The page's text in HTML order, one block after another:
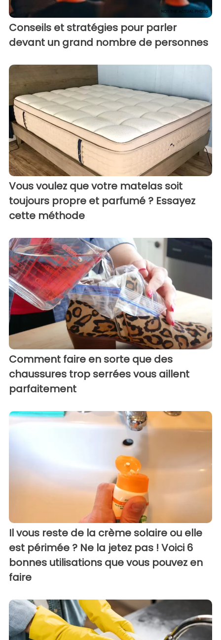
Conseils et stratégies pour parler
devant un grand nombre de personnes
Vous voulez que votre matelas soit
toujours propre et parfumé ? Essayez
cette méthode
Comment faire en sorte que des
chaussures trop serrées vous aillent
parfaitement
Il vous reste de la crème solaire ou elle
est périmée ? Ne la jetez pas ! Voici 6
bonnes utilisations que vous pouvez en
faire